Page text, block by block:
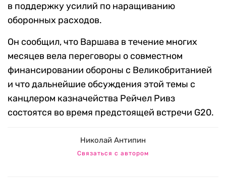
в поддержку усилий по наращиванию
оборонных расходов.
Он сообщил, что Варшава в течение многих
месяцев вела переговоры о совместном
финансировании обороны с Великобританией
и что дальнейшие обсуждения этой темы с
канцлером казначейства Рейчел Ривз
состоятся во время предстоящей встречи G20.
Николай Антипин
Связаться с автором